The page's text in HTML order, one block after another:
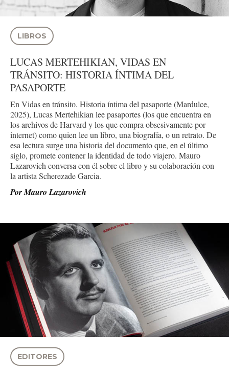
LIBROS
LUCAS MERTEHIKIAN, VIDAS EN
TRÁNSITO: HISTORIA ÍNTIMA DEL
PASAPORTE
En Vidas en tránsito. Historia íntima del pasaporte (Mardulce,
2025), Lucas Mertehikian lee pasaportes (los que encuentra en
los archivos de Harvard y los que compra obsesivamente por
internet) como quien lee un libro, una biografía, o un retrato. De
esa lectura surge una historia del documento que, en el último
siglo, promete contener la identidad de todo viajero. Mauro
Lazarovich conversa con él sobre el libro y su colaboración con
la artista Scherezade Garcia.
PorMauro Lazarovich
EDITORES